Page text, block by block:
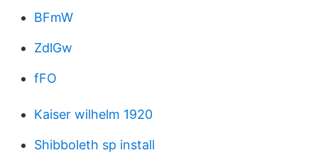
BFmW
ZdlGw
fFO
Kaiser wilhelm 1920
Shibboleth sp install